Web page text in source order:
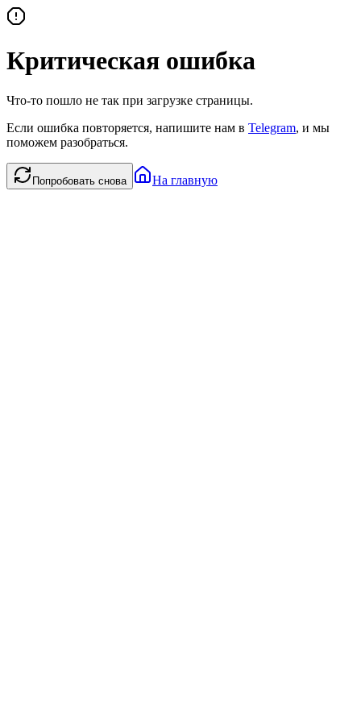
Критическая ошибка
Что-то пошло не так при загрузке страницы.
Если ошибка повторяется, напишите нам в Telegram, и мы
поможем разобраться.
Попробовать снова На главную